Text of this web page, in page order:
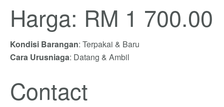
Harga: RM 1 700.00
Kondisi Barangan: Terpakai & Baru
Cara Urusniaga: Datang & Ambil
Contact